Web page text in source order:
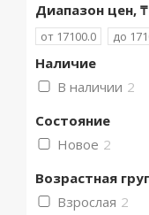
Диапазон цен, ₸
Наличие
В наличии 2
Состояние
Новое 2
Возрастная
Взрослая 2